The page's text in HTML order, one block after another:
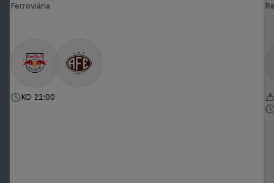
Ferroviária
KO 21:00